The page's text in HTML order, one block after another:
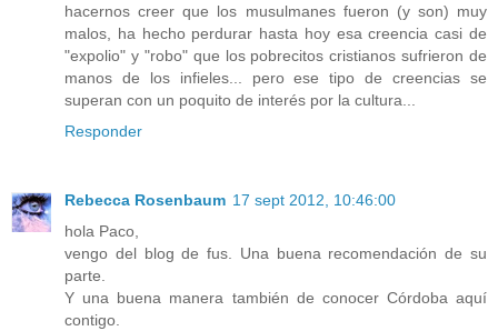
hacernos creer que los musulmanes fueron (y son) muy
malos, ha hecho perdurar hasta hoy esa creencia casi de
"expolio" y "robo" que los pobrecitos cristianos sufrieron de
manos de los infieles... pero ese tipo de creencias se
superan con un poquito de interés por la cultura...
Responder
Rebecca Rosenbaum 17 sept 2012, 10:46:00
hola Paco,
vengo del blog de fus. Una buena recomendación de su
parte.
Y una buena manera también de conocer Córdoba aquí
contigo.